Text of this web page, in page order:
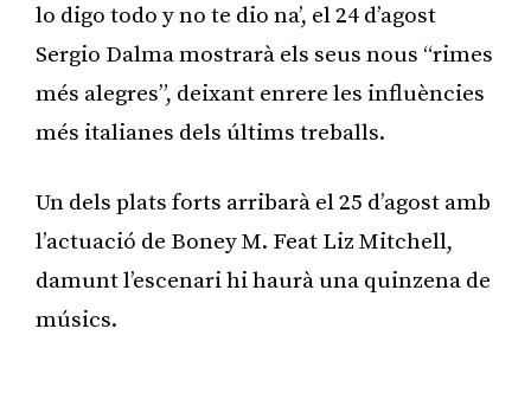
lo digo todo y no te dio na’, el 24 d’agost
Sergio Dalma mostrarà els seus nous “rimes
més alegres”, deixant enrere les influències
més italianes dels últims treballs.
Un dels plats forts arribarà el 25 d’agost amb
l’actuació de Boney M. Feat Liz Mitchell,
damunt l’escenari hi haurà una quinzena de
músics.